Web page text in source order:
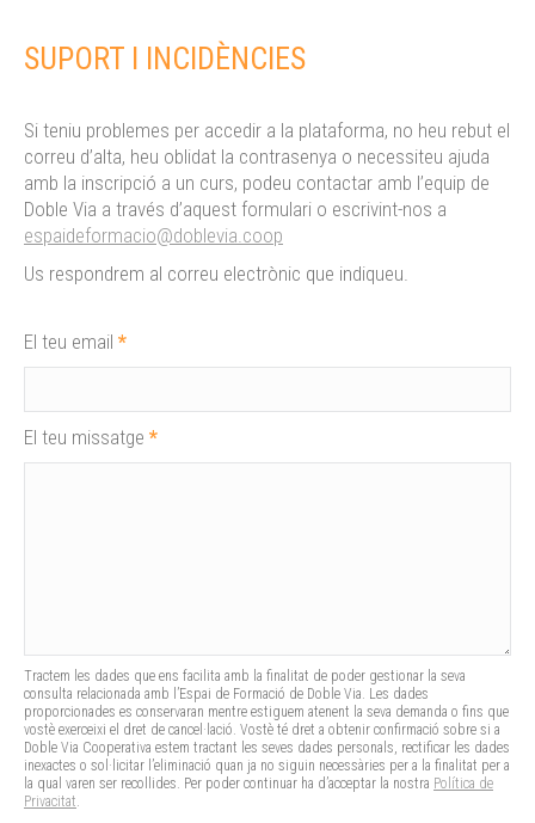
SUPORT I INCIDÈNCIES
Si teniu problemes per accedir a la plataforma, no heu rebut el
correu d’alta, heu oblidat la contrasenya o necessiteu ajuda
amb la inscripció a un curs, podeu contactar amb l’equip de
Doble Via a través d’aquest formulari o escrivint-nos a
espaideformacio@doblevia.coop
Us respondrem al correu electrònic que indiqueu.
El teu email *
El teu missatge *
Tractem les dades que ens facilita amb la finalitat de poder gestionar la seva
consulta relacionada amb l’Espai de Formació de Doble Via. Les dades
proporcionades es conservaran mentre estiguem atenent la seva demanda o fins que
vostè exerceixi el dret de cancel·lació. Vostè té dret a obtenir confirmació sobre si a
Doble Via Cooperativa estem tractant les seves dades personals, rectificar les dades
inexactes o sol·licitar l’eliminació quan ja no siguin necessàries per a la finalitat per a
la qual varen ser recollides. Per poder continuar ha d’acceptar la nostra Política de
Privacitat.